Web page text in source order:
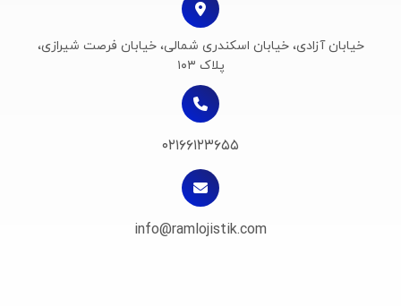
خیابان آزادی، خیابان اسکندری شمالی، خیابان فرصت شیرازی،
پلاک ۱۰۳
۰۲۱۶۶۱۲۳۶۵۵
info@ramlojistik.com